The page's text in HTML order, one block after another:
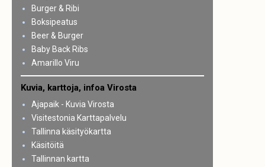
Burger & Ribi
Boksipeatus
Beer & Burger
Baby Back Ribs
Amarillo Viru
Kuvia, karttoja, infoa Virosta
Ajapaik - Kuvia Virosta
Visitestonia Karttapalvelu
Tallinna käsityökartta
Käsitöitä
Tallinnan kartta